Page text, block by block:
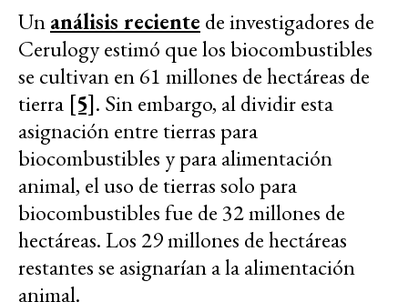
Unanálisis reciente de investigadores de
Cerulogy estimó que los biocombustibles
se cultivan en 61 millones de hectáreas de
tierra [5]. Sin embargo, al dividir esta
asignación entre tierras para
biocombustibles y para alimentación
animal, el uso de tierras solo para
biocombustibles fue de 32 millones de
hectáreas. Los 29 millones de hectáreas
restantes se asignarían a la alimentación
animal.